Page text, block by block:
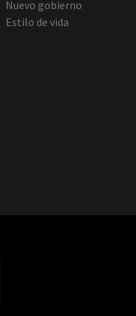
Nuevo gobierno
Estilo de vida